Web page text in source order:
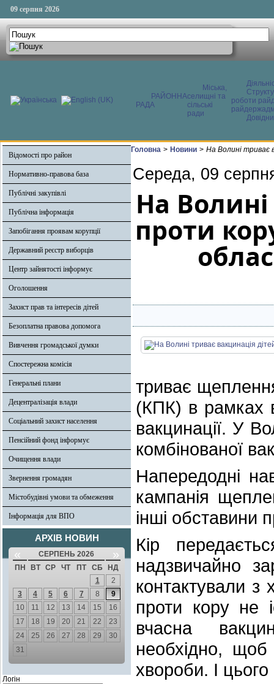
09 серпня 2026
РАЙОННА
РАДА
Міська,
селищні та
сільські
ради
роботи
Відомості про район
Нормативно-правова база
Публічні закупівлі
Публічна інформація
Запобігання проявам корупції
Державний реєстр виборців
Центр зайнятості інформує
Оголошення
Захист прав та інтересів дітей
Безоплатна правова допомога
Вивчення громадської думки
Спостережна комісія
Генеральні плани
Децентралізація влади
Соціальний захист населення
Пенсійний фонд інформує
Очищення влади
Звернення громадян
Містобудівні умови та обмеження
Інформація для ВПО
АРХІВ НОВИН
« СЕРПЕНЬ 2026 »
ПН ВТ СР ЧТ ПТ СБ
НД
1
2
3
4 5 6 7 8
9
10
11 12 13 14 15
16
17
18 19 20 21 22
23
24
25 26 27 28 29
30
31
Логін
Головна > Новини > На Волині триває
Середа, 09
На
проти
триває
(КПК) в рамках
вакцинації. У
комбінованої
Напередодні
кампанія
інші обставини
Кір
надзвичайно
контактували з
проти кору не
вчасна
необхідно, щоб
хвороби. І